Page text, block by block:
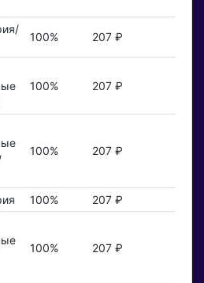
100% 207 ₽
100% 207 ₽
100% 207 ₽
100%
207 ₽
100% 207 ₽